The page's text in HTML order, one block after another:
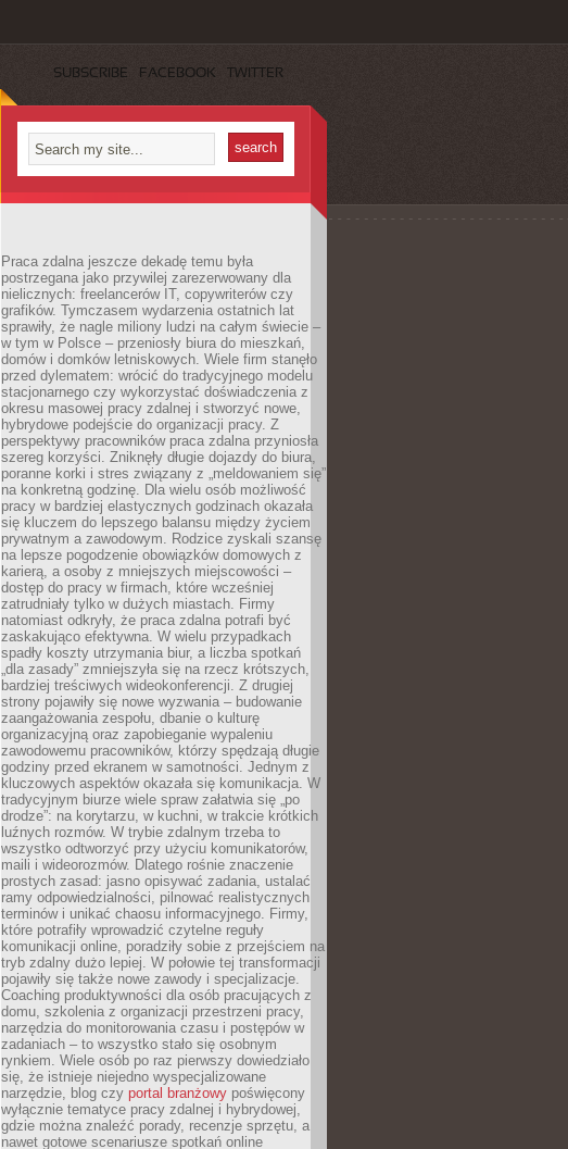
SUBSCRIBE FACEBOOK TWITTER
Praca zdalna jeszcze dekadę temu była
postrzegana jako przywilej zarezerwowany dla
nielicznych: freelancerów IT, copywriterów czy
grafików. Tymczasem wydarzenia ostatnich lat
sprawiły, że nagle miliony ludzi na całym świecie –
w tym w Polsce – przeniosły biura do mieszkań,
domów i domków letniskowych. Wiele firm stanęło
przed dylematem: wrócić do tradycyjnego modelu
stacjonarnego czy wykorzystać doświadczenia z
okresu masowej pracy zdalnej i stworzyć nowe,
hybrydowe podejście do organizacji pracy. Z
perspektywy pracowników praca zdalna przyniosła
szereg korzyści. Zniknęły długie dojazdy do biura,
poranne korki i stres związany z „meldowaniem się”
na konkretną godzinę. Dla wielu osób możliwość
pracy w bardziej elastycznych godzinach okazała
się kluczem do lepszego balansu między życiem
prywatnym a zawodowym. Rodzice zyskali szansę
na lepsze pogodzenie obowiązków domowych z
karierą, a osoby z mniejszych miejscowości –
dostęp do pracy w firmach, które wcześniej
zatrudniały tylko w dużych miastach. Firmy
natomiast odkryły, że praca zdalna potrafi być
zaskakująco efektywna. W wielu przypadkach
spadły koszty utrzymania biur, a liczba spotkań
„dla zasady” zmniejszyła się na rzecz krótszych,
bardziej treściwych wideokonferencji. Z drugiej
strony pojawiły się nowe wyzwania – budowanie
zaangażowania zespołu, dbanie o kulturę
organizacyjną oraz zapobieganie wypaleniu
zawodowemu pracowników, którzy spędzają długie
godziny przed ekranem w samotności. Jednym z
kluczowych aspektów okazała się komunikacja. W
tradycyjnym biurze wiele spraw załatwia się „po
drodze”: na korytarzu, w kuchni, w trakcie krótkich
luźnych rozmów. W trybie zdalnym trzeba to
wszystko odtworzyć przy użyciu komunikatorów,
maili i wideorozmów. Dlatego rośnie znaczenie
prostych zasad: jasno opisywać zadania, ustalać
ramy odpowiedzialności, pilnować realistycznych
terminów i unikać chaosu informacyjnego. Firmy,
które potrafiły wprowadzić czytelne reguły
komunikacji online, poradziły sobie z przejściem na
tryb zdalny dużo lepiej. W połowie tej transformacji
pojawiły się także nowe zawody i specjalizacje.
Coaching produktywności dla osób pracujących z
domu, szkolenia z organizacji przestrzeni pracy,
narzędzia do monitorowania czasu i postępów w
zadaniach – to wszystko stało się osobnym
rynkiem. Wiele osób po raz pierwszy dowiedziało
się, że istnieje niejedno wyspecjalizowane
narzędzie, blog czy portal branżowy poświęcony
wyłącznie tematyce pracy zdalnej i hybrydowej,
gdzie można znaleźć porady, recenzje sprzętu, a
nawet gotowe scenariusze spotkań online